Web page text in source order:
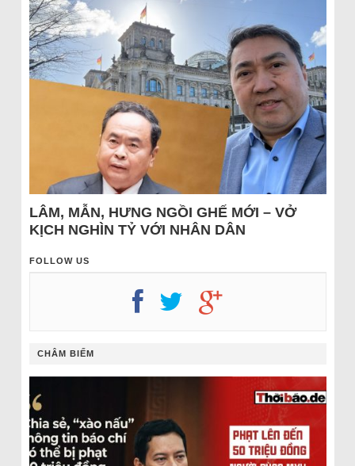
LÂM, MẪN, HƯNG NGỒI GHẾ MỚI – VỞ
KỊCH NGHÌN TỶ VỚI NHÂN DÂN
FOLLOW US
CHÂM BIẾM